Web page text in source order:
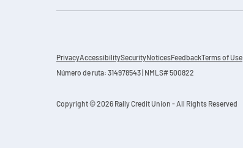
PrivacyAccessibilitySecurityNoticesFeedback Terms of Use
Número de ruta: 314978543 | NMLS# 500822
Copyright © 2026 Rally Credit Union - All Rights Reserved